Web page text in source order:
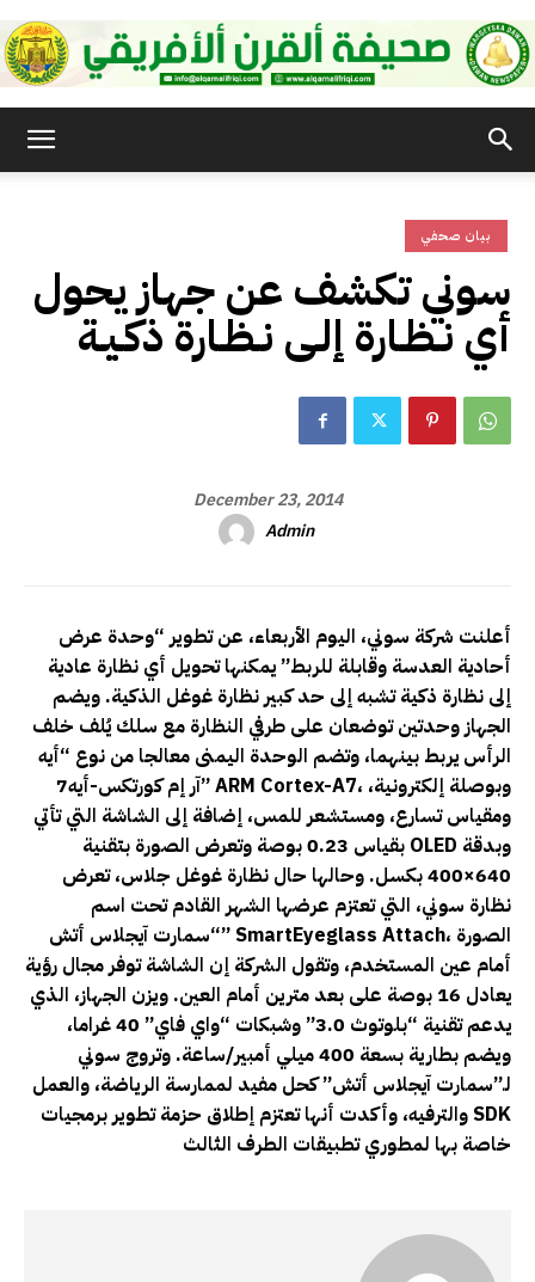
الأفريقي
بيان صحفي
سوني تكشف عن جهاز يحول
أي نـظـارة إلـى نـظـارة ذكـيـة
December 23, 2014
Admin
أعلنت شركة سوني، اليوم الأربعاء، عن تطوير “وحدة عرض
أحادية العدسة وقابلة للربط” يمكنها تحويل أي نظارة عادية
إلى نظارة ذكية تشبه إلى حد كبير نظارة غوغل الذكية. ويضم
الجهاز وحدتين توضعان على طرفي النظارة مع سلك يُلف خلف
الرأس يربط بينهما، وتضم الوحدة اليمنى معالجا من نوع “أيه
آر إم كورتكس-أيه7”ARM Cortex-A7، وبوصلة إلكترونية،
ومقياس تسارع، ومستشعر للمس، إضافة إلى الشاشة التي تأتي
OLED وبدقة
640×400 بكسل. وحالها حال نظارة غوغل جلاس، تعرض
نظارة سوني، التي تعتزم عرضها الشهر القادم تحت اسم
“سمارت آيجلاس أتش”SmartEyeglass Attach، الصورة
أمام عين المستخدم، وتقول الشركة إن الشاشة توفر مجال رؤية
يعادل 16 بوصة على بعد مترين أمام العين. ويزن الجهاز، الذي
يدعم تقنية “بلوتوث 3.0” وشبكات “واي فاي” 40 غراما،
ويضم بطارية بسعة 400 ميلي أمبير/ساعة. وتروج سوني
لـ”سمارت آيجلاس أتش” كحل مفيد لممارسة الرياضة، والعمل
SDK
خاصة بها لمطوري تطبيقات الطرف الثالث